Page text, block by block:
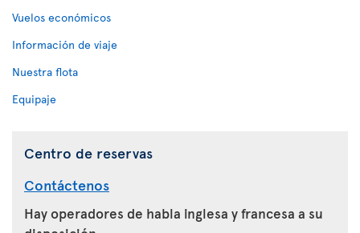
Vuelos económicos
Información de viaje
Nuestra flota
Equipaje
Centro de reservas
Contáctenos
Hay operadores de habla inglesa y francesa a su